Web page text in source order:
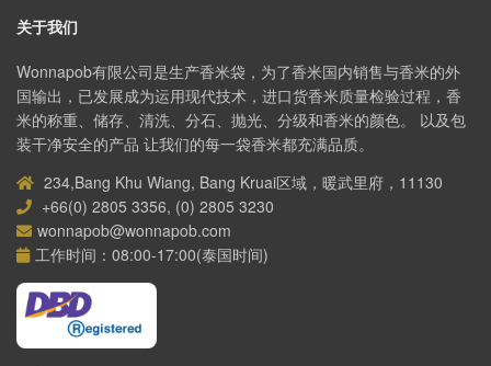
关于我们
Wonnapob有限公司是生产香米袋，为了香米国内销售与香米的外
国输出，已发展成为运用现代技术，进口货香米质量检验过程，香
米的称重、储存、清洗、分石、抛光、分级和香米的颜色。 以及包
装干净安全的产品 让我们的每一袋香米都充满品质。
234,Bang Khu Wiang, Bang Kruai区域，暖武里府，11130
+66(0) 2805 3356, (0) 2805 3230
wonnapob@wonnapob.com
工作时间：08:00-17:00(泰国时间)